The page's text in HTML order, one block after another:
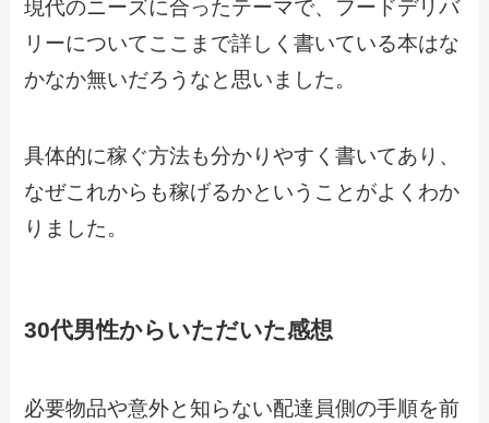
現代のニーズに合ったテーマで、フードデリバ
リーについてここまで詳しく書いている本はな
かなか無いだろうなと思いました。
具体的に稼ぐ方法も分かりやすく書いてあり、
なぜこれからも稼げるかということがよくわか
りました。
30代男性からいただいた感想
必要物品や意外と知らない配達員側の手順を前